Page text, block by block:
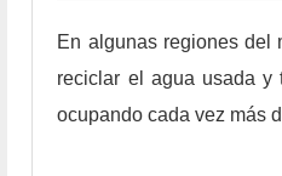
En algunas regiones del
reciclar el agua usada y
ocupando cada vez más